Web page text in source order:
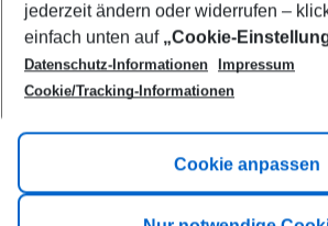
Footer
Footer navigation
Title A
Link A
jederzeit ändern oder widerrufen –
einfach unten auf „Cookie-
Datenschutz-Informationen
Impressum
Cookie/Tracking-Informationen
Cookie anpassen